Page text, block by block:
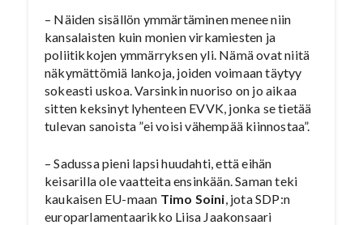
– Näiden sisällön ymmärtäminen menee niin
kansalaisten kuin monien virkamiesten ja
poliitikkojen ymmärryksen yli. Nämä ovat niitä
näkymättömiä lankoja, joiden voimaan täytyy
sokeasti uskoa. Varsinkin nuoriso on jo aikaa
sitten keksinyt lyhenteen EVVK, jonka se tietää
tulevan sanoista ”ei voisi vähempää kiinnostaa”.
– Sadussa pieni lapsi huudahti, että eihän
keisarilla ole vaatteita ensinkään. Saman teki
kaukaisen EU-maan Timo Soini, jota SDP:n
europarlamentaarikko Liisa Jaakonsaari